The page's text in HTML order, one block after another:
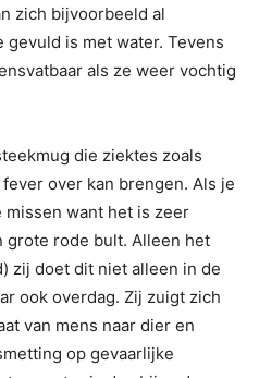
zich bijvoorbeeld al
is met water. Tevens
als ze weer vochtig
die ziektes zoals
over kan brengen. Als je
want het is zeer
grote rode bult. Alleen het
zij doet dit niet alleen in de
ook overdag. Zij zuigt zich
van mens naar dier en
op gevaarlijke